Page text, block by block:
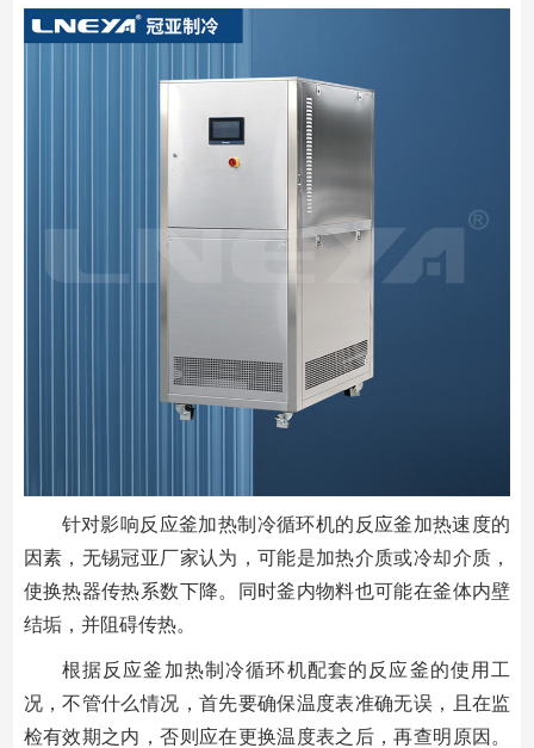
针对影响反应釜加热制冷循环机的反应釜加热速度的
因素，无锡冠亚厂家认为，可能是加热介质或冷却介质，
使换热器传热系数下降。同时釜内物料也可能在釜体内壁
结垢，并阻碍传热。
根据反应釜加热制冷循环机配套的反应釜的使用工
况，不管什么情况，首先要确保温度表准确无误，且在监
检有效期之内，否则应在更换温度表之后，再查明原因。